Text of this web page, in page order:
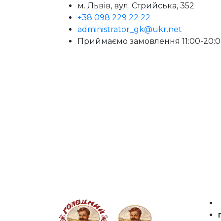
м. Львів, вул. Стрийська, 352
+38 098 229 22 22
administrator_gk@ukr.net
Приймаємо замовлення 11:00-